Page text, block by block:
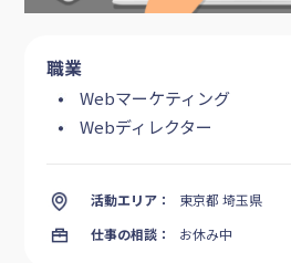
職業
Webマーケティング
Webディレクター
活動エリア：
東京都 埼玉県
仕事の相談：
お休み中